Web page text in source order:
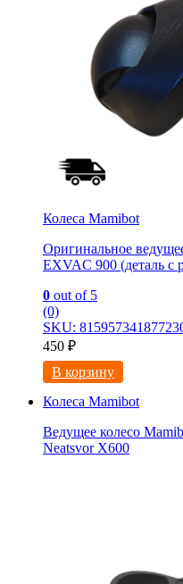
Колеса Mamibot
Оригинальное
EXVAC 900 (деталь с
0 out of 5
(0)
SKU:
450 ₽
В корзину
Колеса Mamibot
Ведущее колесо
Neatsvor X600